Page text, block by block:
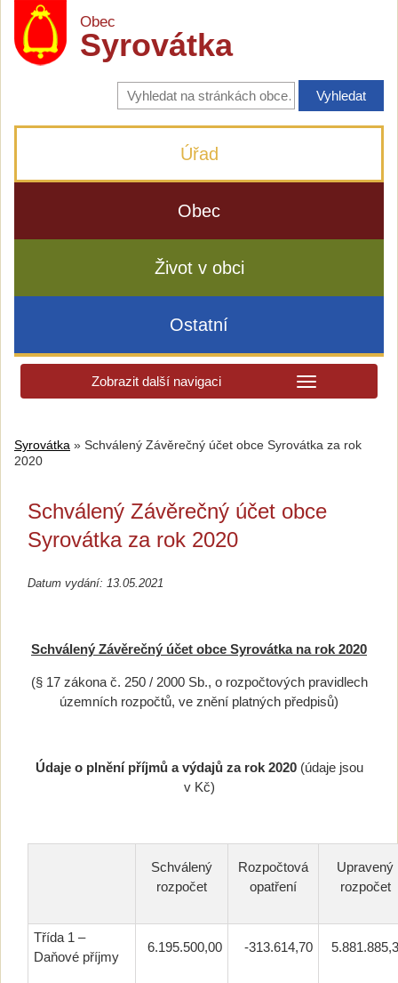
Obec
Syrovátka
Vyhledávání
na
stránkách
Úřad
Obec
Život v obci
Ostatní
Zobrazit další navigaci
Syrovátka » Schválený Závěrečný účet obce Syrovátka za rok
2020
Schválený Závěrečný účet obce
Syrovátka za rok 2020
Datum vydání: 13.05.2021
Schválený Závěrečný účet obce Syrovátka na rok 2020
(§ 17 zákona č. 250 / 2000 Sb., o rozpočtových pravidlech
územních rozpočtů, ve znění platných předpisů)
Údaje o plnění příjmů a výdajů za rok 2020 (údaje jsou
v Kč)
Schválený
rozpočet
Rozpočtová
opatření
Upravený
rozpočet
Třída 1 –
Daňové příjmy
6.195.500,00 -313.614,70